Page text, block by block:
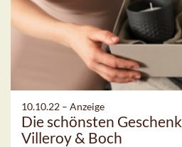
10.10.22 – Anzeige
Die schönsten
Villeroy & Boch